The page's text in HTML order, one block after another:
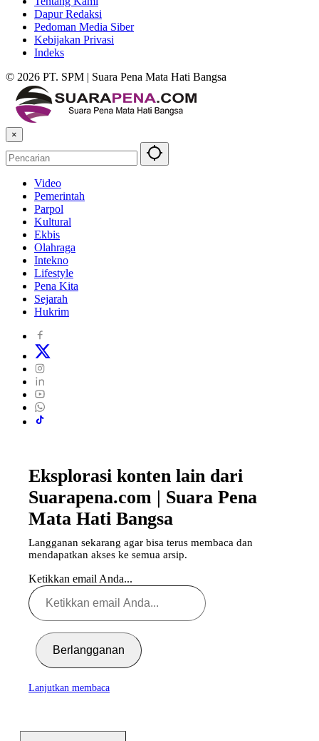
Dapur Redaksi
Pedoman Media Siber
Kebijakan Privasi
Indeks
© 2026 PT. SPM | Suara Pena Mata Hati Bangsa
×
Video
Pemerintah
Parpol
Kultural
Ekbis
Olahraga
Intekno
Lifestyle
Pena Kita
Sejarah
Hukrim
Eksplorasi konten lain dari
Suarapena.com | Suara Pena
Mata Hati Bangsa
Langganan sekarang agar bisa terus membaca dan
mendapatkan akses ke semua arsip.
Ketikkan email Anda...
Berlangganan
Lanjutkan membaca